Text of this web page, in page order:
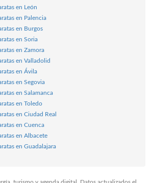
en León
en Palencia
en Burgos
en Soria
en Zamora
en Valladolid
en Ávila
en Segovia
en Salamanca
en Toledo
en Ciudad Real
en Cuenca
en Albacete
en Guadalajara